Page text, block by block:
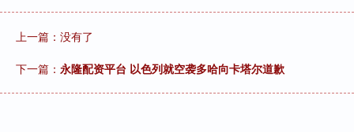
上一篇：没有了
下一篇： 永隆配资平台 以色列就空袭多哈向卡塔尔道歉